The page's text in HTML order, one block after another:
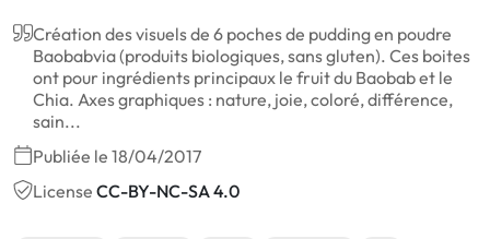
Création des visuels de 6 poches de pudding en poudre
Baobabvia (produits biologiques, sans gluten). Ces boites
ont pour ingrédients principaux le fruit du Baobab et le
Chia. Axes graphiques : nature, joie, coloré, différence,
sain...
Publiée le 18/04/2017
License CC-BY-NC-SA 4.0